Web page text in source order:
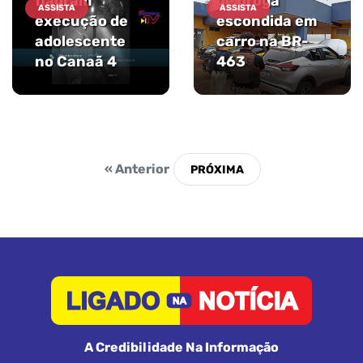
ASSISTA
execução de
adolescente
no Canaã 4
ASSISTA
escondida em
carro na BR-
463
« Anterior
A Credibilidade Na Informação